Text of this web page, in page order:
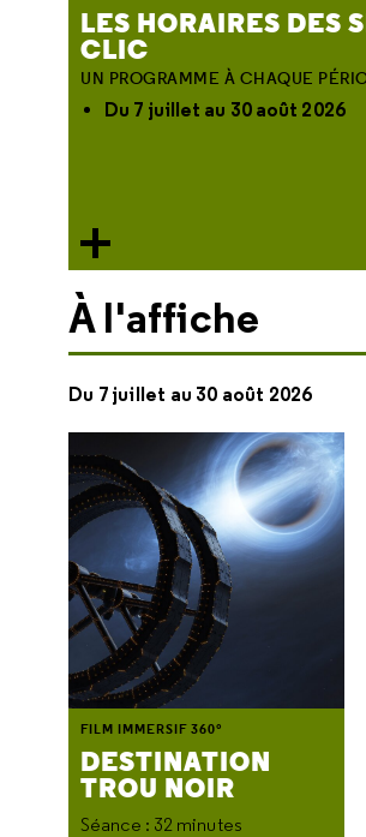
LES HORAIRES DES
CLIC
UN PROGRAMME À CHAQUE
Du 7 juillet au 30 août 2026
À l'affiche
Du 7 juillet au 30 août 2026
DESTINATION
TROU NOIR
FILM IMMERSIF 360°
Séance : 32 minutes